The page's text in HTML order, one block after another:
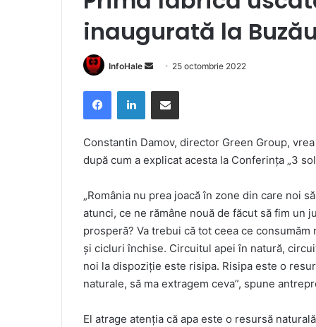
inaugurată la
InfoHale
Send
email
25 octombrie 2022
FacebookLinkedInShare via Email
Constantin Damov, director Green Group,
după cum a explicat acesta la Conferinţa „3
„România nu prea joacă în zone din care noi
atunci, ce ne rămâne nouă de făcut să fim un
prosperă? Va trebui că tot ceea ce
și cicluri închise. Circuitul apei în natură,
noi la dispoziție este risipa. Risipa este o
naturale, să ma extragem ceva”, spune
El atrage atenția că apa este o resursă